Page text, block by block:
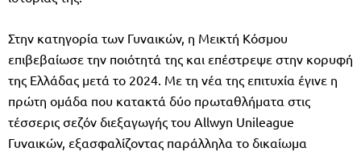
Στην κατηγορία των Γυναικών, η Μεικτή Κόσμου
επιβεβαίωσε την ποιότητά της και επέστρεψε στην κορυφή
της Ελλάδας μετά το 2024. Με τη νέα της επιτυχία έγινε η
πρώτη ομάδα που κατακτά δύο πρωταθλήματα στις
τέσσερις σεζόν διεξαγωγής του Allwyn Unileague
Γυναικών, εξασφαλίζοντας παράλληλα το δικαίωμα